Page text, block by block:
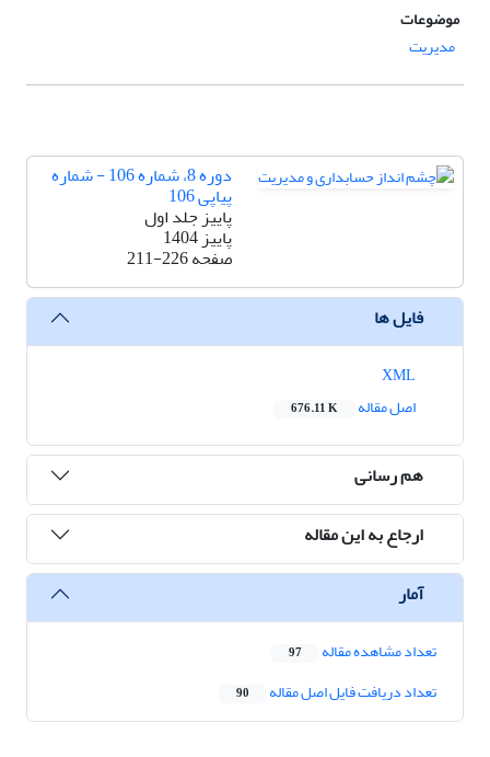
موضوعات
مدیریت
دوره 8، شماره 106 - شماره
پیاپی 106
پاییز جلد اول
پاییز 1404
صفحه211-226
فایل ها
اصل مقاله
676.11 K
هم رسانی
ارجاع به این مقاله
آمار
تعداد مشاهده مقاله 97
تعداد دریافت فایل اصل مقاله 90